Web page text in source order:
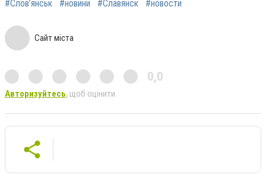
#Слов’янськ #новини #Славянск #новости
Сайт міста
0,0
Авторизуйтесь, щоб оцінити